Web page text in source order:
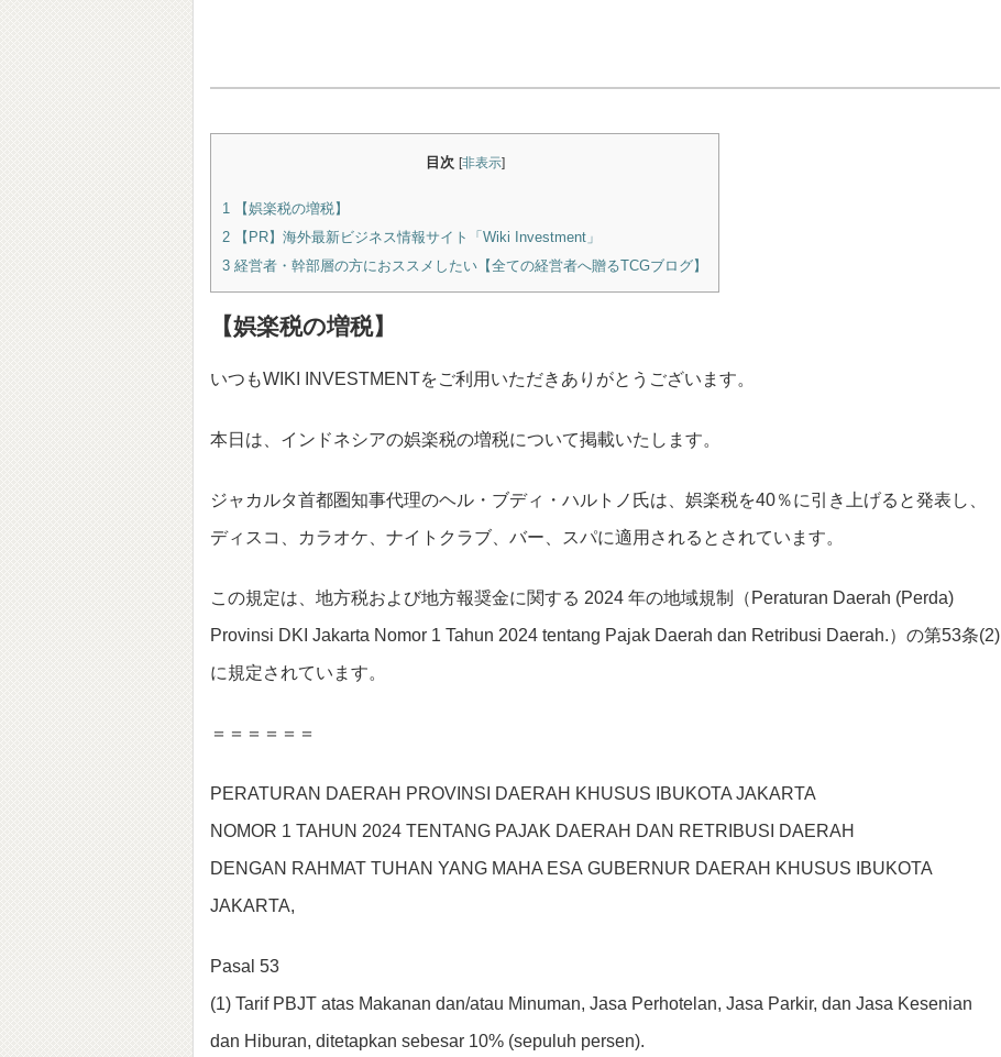
目次 [非表示]
1
【娯楽税の増税】
2 【PR】海外最新ビジネス情報サイト「Wiki Investment」
3 経営者・幹部層の方におススメしたい【全ての経営者へ贈るTCGブログ】
【娯楽税の増税】
いつもWIKI INVESTMENTをご利用いただきありがとうございます。
本日は、インドネシアの娯楽税の増税について掲載いたします。
ジャカルタ首都圏知事代理のヘル・ブディ・ハルトノ氏は、娯楽税を40％に引き上げると発表し、
ディスコ、カラオケ、ナイトクラブ、バー、スパに適用されるとされています。
この規定は、地方税および地方報奨金に関する 2024 年の地域規制（Peraturan Daerah (Perda)
Provinsi DKI Jakarta Nomor 1 Tahun 2024 tentang Pajak Daerah dan Retribusi Daerah.）の第53条(2)
に規定されています。
＝＝＝＝＝＝
PERATURAN DAERAH PROVINSI DAERAH KHUSUS IBUKOTA JAKARTA
NOMOR 1 TAHUN 2024 TENTANG PAJAK DAERAH DAN RETRIBUSI DAERAH
DENGAN RAHMAT TUHAN YANG MAHA ESA GUBERNUR DAERAH KHUSUS IBUKOTA
JAKARTA,
Pasal 53
(1) Tarif PBJT atas Makanan dan/atau Minuman, Jasa Perhotelan, Jasa Parkir, dan Jasa Kesenian
dan Hiburan, ditetapkan sebesar 10% (sepuluh persen).